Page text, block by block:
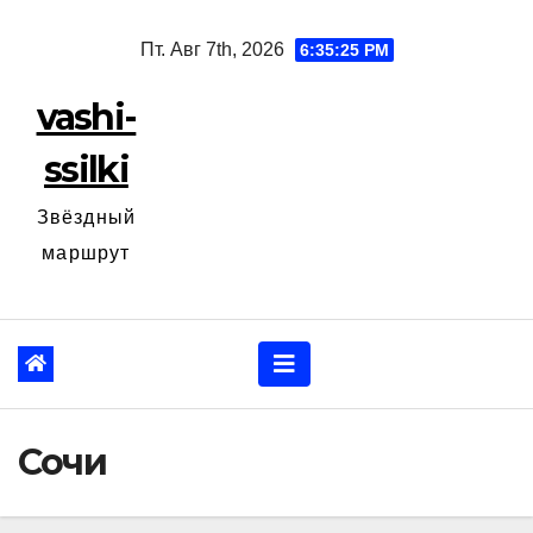
Пт. Авг 7th, 2026 6:35:26 PM
vashi-
ssilki
Звёздный
маршрут
Сочи